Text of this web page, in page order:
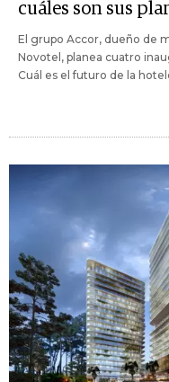
cuáles son sus
El grupo Accor, dueño de
Novotel, planea cuatro
Cuál es el futuro de la